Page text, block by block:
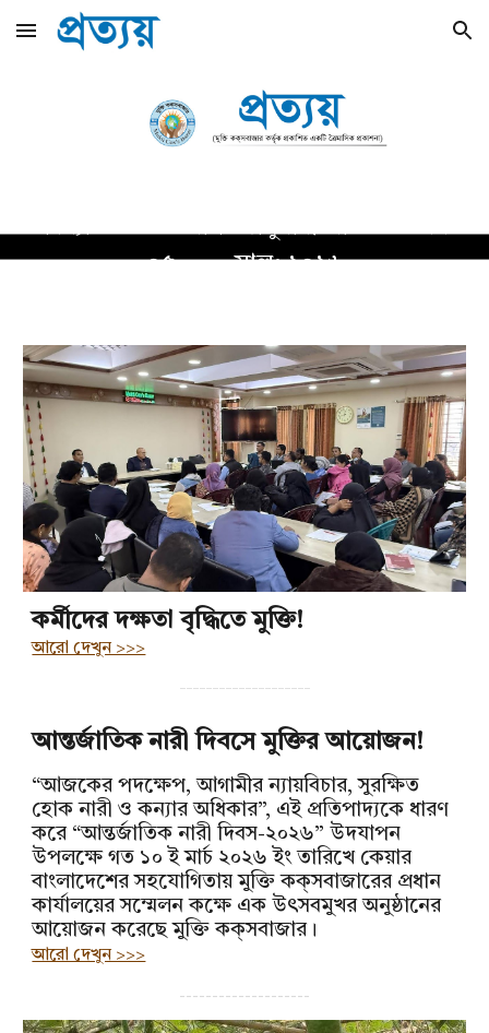
Skip to main content Skip to navigation
সংখ্যা:১৪মাস:জানুয়ারী-মার্চবর্ষ:
০৫সাল: ২০২৬
কর্মীদের দক্ষতা বৃদ্ধিতে মুক্তি!
আরো দেখুন >>>
--------------------
আন্তর্জাতিক নারী দিবসে মুক্তির আয়োজন!
“আজকের পদক্ষেপ, আগামীর ন্যায়বিচার, সুরক্ষিত
হোক নারী ও কন্যার অধিকার”, এই প্রতিপাদ্যকে ধারণ
করে “আন্তর্জাতিক নারী দিবস-২০২৬” উদযাপন
উপলক্ষে গত ১০ ই মার্চ ২০২৬ ইং তারিখে কেয়ার
বাংলাদেশের সহযোগিতায় মুক্তি কক্‌সবাজারের প্রধান
কার্যালয়ের সম্মেলন কক্ষে এক উৎসবমুখর অনুষ্ঠানের
আয়োজন করেছে মুক্তি কক্‌সবাজার।
আরো দেখুন >>>
--------------------